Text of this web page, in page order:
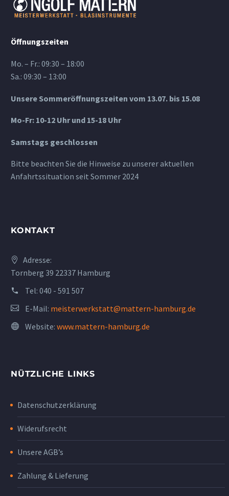
Öffnungszeiten
Mo. – Fr.: 09:30 – 18:00
Sa.: 09:30 – 13:00
Unsere Sommeröffnungszeiten vom 13.07. bis 15.08
Mo-Fr: 10-12 Uhr und 15-18 Uhr
Samstags geschlossen
Bitte beachten Sie die Hinweise zu unserer aktuellen
Anfahrtssituation seit Sommer 2024
KONTAKT
Adresse:
Tornberg 39 22337 Hamburg
Tel: 040 - 591 507
E-Mail: meisterwerkstatt@mattern-hamburg.de
Website: www.mattern-hamburg.de
NÜTZLICHE LINKS
Datenschutzerklärung
Widerufsrecht
Unsere AGB’s
Zahlung & Lieferung